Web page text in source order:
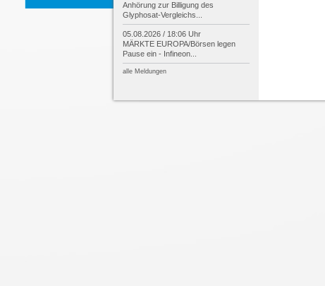
Anhörung zur Billigung des
Glyphosat-Vergleichs...
05.08.2026 / 18:06 Uhr
MÄRKTE EUROPA/Börsen legen
Pause ein - Infineon...
alle Meldungen